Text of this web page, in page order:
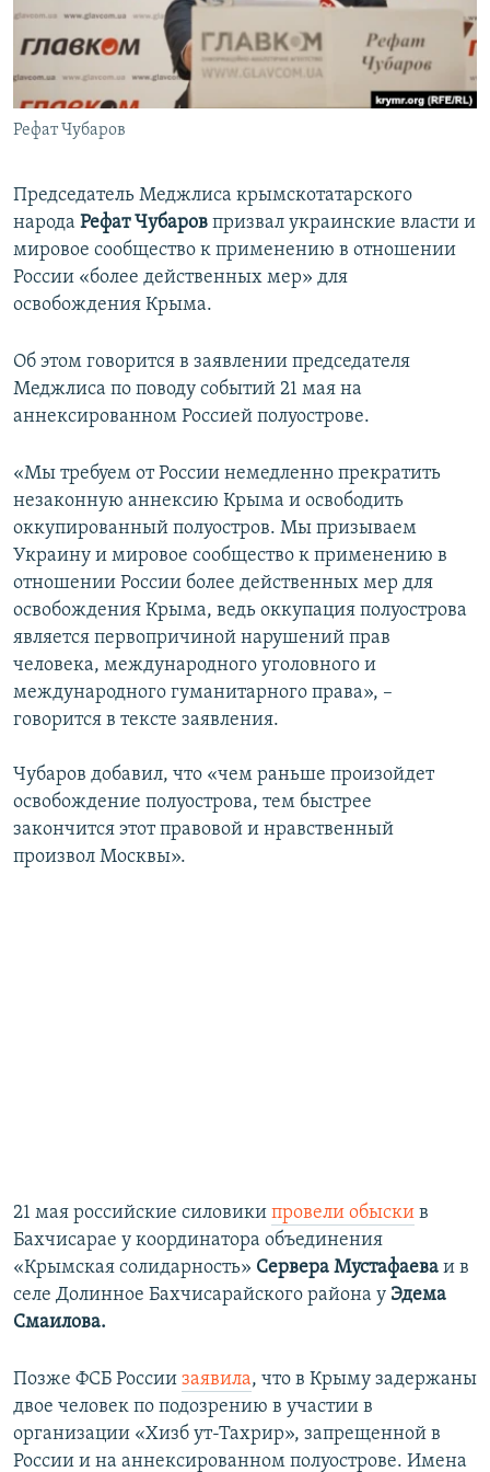
ПОБЕДИТЕЛЕЙ НЕ СУДЯТ?
КРЫМ.НЕПОКОРЕННЫЙ
ELIFBE
УКРАИНСКАЯ ПРОБЛЕМА КРЫМА
ПРИСОЕДИНЯЙТЕСЬ!
Рефат Чубаров
Председатель Меджлиса крымскотатарского
народа Рефат Чубаров призвал украинские власти и
мировое сообщество к применению в отношении
России «более действенных мер» для
освобождения Крыма.
Об этом говорится в заявлении председателя
Меджлиса по поводу событий 21 мая на
аннексированном Россией полуострове.
«Мы требуем от России немедленно прекратить
незаконную аннексию Крыма и освободить
оккупированный полуостров. Мы призываем
Украину и мировое сообщество к применению в
отношении России более действенных мер для
освобождения Крыма, ведь оккупация полуострова
является первопричиной нарушений прав
человека, международного уголовного и
международного гуманитарного права», –
говорится в тексте заявления.
Чубаров добавил, что «чем раньше произойдет
освобождение полуострова, тем быстрее
закончится этот правовой и нравственный
произвол Москвы».
21 мая российские силовики провели обыски в
Бахчисарае у координатора объединения
«Крымская солидарность» Сервера Мустафаева и в
селе Долинное Бахчисарайского района у Эдема
Смаилова.
Позже ФСБ России заявила, что в Крыму задержаны
двое человек по подозрению в участии в
организации «Хизб ут-Тахрир», запрещенной в
России и на аннексированном полуострове. Имена